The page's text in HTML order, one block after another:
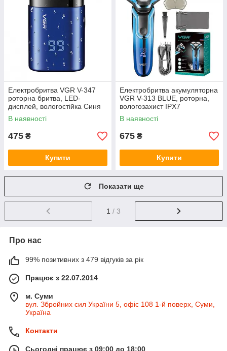
Електробритва VGR V-347
роторна бритва, LED-
дисплей, вологостійка Синя
В наявності
475 ₴
Купити
Електробритва акумуляторна
VGR V-313 BLUE, роторна,
вологозахист IPX7
В наявності
675 ₴
Купити
Показати ще
1 / 3
Про нас
99% позитивних з 479 відгуків за рік
Працює з 22.07.2014
м. Суми
вул. Збройних сил України 5, офіс 108 1-й поверх, Суми,
Україна
Контакти
Сьогодні працює з 09:00 до 18:00